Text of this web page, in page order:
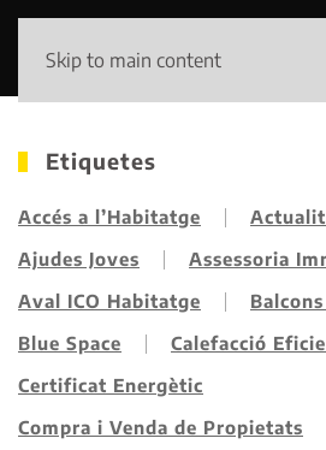
Skip to main content
Etiquetes
Accés a l’Habitatge
Ajudes Joves
Assessoria
Aval ICO Habitatge
Blue Space
Calefacció
Certificat Energètic
Compra i Venda de Propietats